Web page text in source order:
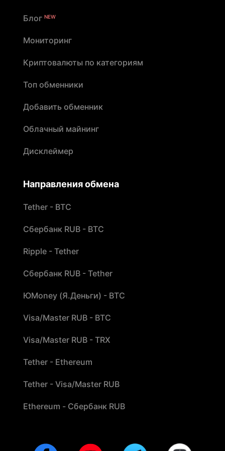
Блог NEW
Мониторинг
Криптовалюты по категориям
Топ обменники
Добавить обменник
Облачный майнинг
Дисклеймер
Направления обмена
Tether - BTC
Сбербанк RUB - BTC
Ripple - Tether
Сбербанк RUB - Tether
ЮMoney (Я.Деньги) - BTC
Visa/Master RUB - BTC
Visa/Master RUB - TRX
Tether - Ethereum
Tether - Visa/Master RUB
Ethereum - Сбербанк RUB